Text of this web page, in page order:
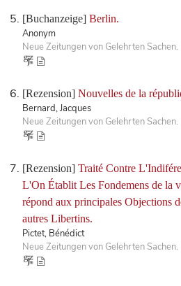
[Buchanzeige] Berlin.
Anonym
Neue Zeitungen von Gelehrten
[Rezension] Nouvelles de la
Bernard, Jacques
Neue Zeitungen von Gelehrten
[Rezension] Traité Contre
L'On Établit Les Fondemens de la
répond aux principales Objections
autres Libertins.
Pictet, Bénédict
Neue Zeitungen von Gelehrten